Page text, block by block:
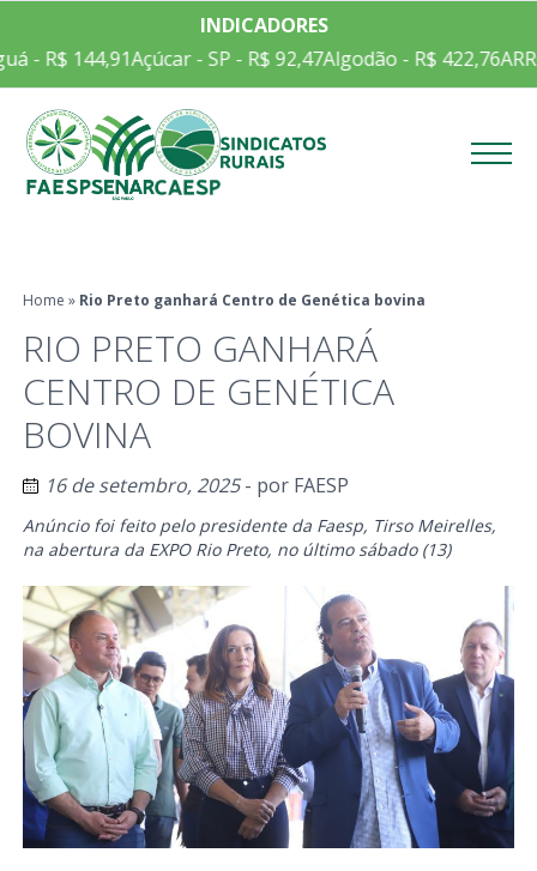
INDICADORES
144,91 Açúcar - SP - R$ 92,47Algodão - R$ 422,76 ARROZ
Home » Rio Preto ganhará Centro de Genética bovina
RIO PRETO GANHARÁ
CENTRO DE GENÉTICA
BOVINA
16 de setembro, 2025- por FAESP
Anúncio foi feito pelo presidente da Faesp, Tirso Meirelles,
na abertura da EXPO Rio Preto, no último sábado (13)